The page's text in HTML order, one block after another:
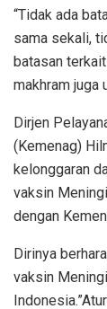
“Tidak ada
sama sekali,
batasan
makhram juga
Dirjen
(Kemenag)
kelonggaran
vaksin
dengan
Dirinya
vaksin